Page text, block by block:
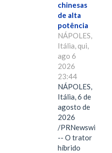
chinesas
de alta
potência
NÁPOLES,
Itália, qui,
ago 6
2026
23:44
NÁPOLES,
Itália, 6 de
agosto de
2026
/PRNewswire/
-- O trator
híbrido